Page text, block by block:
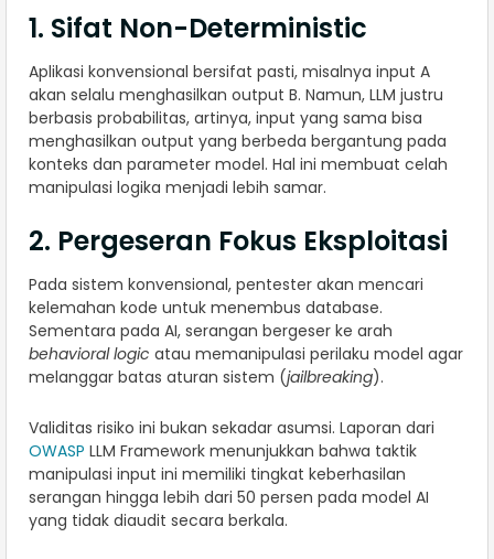
1. Sifat Non-Deterministic
Aplikasi konvensional bersifat pasti, misalnya input A
akan selalu menghasilkan output B. Namun, LLM justru
berbasis probabilitas, artinya, input yang sama bisa
menghasilkan output yang berbeda bergantung pada
konteks dan parameter model. Hal ini membuat celah
manipulasi logika menjadi lebih samar.
2. Pergeseran Fokus Eksploitasi
Pada sistem konvensional, pentester akan mencari
kelemahan kode untuk menembus database.
Sementara pada AI, serangan bergeser ke arah
behavioral logic atau memanipulasi perilaku model agar
melanggar batas aturan sistem (jailbreaking).
Validitas risiko ini bukan sekadar asumsi. Laporan dari
OWASP LLM Framework menunjukkan bahwa taktik
manipulasi input ini memiliki tingkat keberhasilan
serangan hingga lebih dari 50 persen pada model AI
yang tidak diaudit secara berkala.